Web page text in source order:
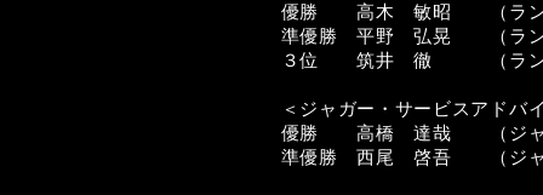
優勝 高木 敏昭 （ランド
準優勝 平野 弘晃 （ラン
３位 筑井 徹 （ランドロ
＜ジャガー・サービスアドバ
優勝 高橋 達哉 （ジャ
準優勝 西尾 啓吾 （ジャ